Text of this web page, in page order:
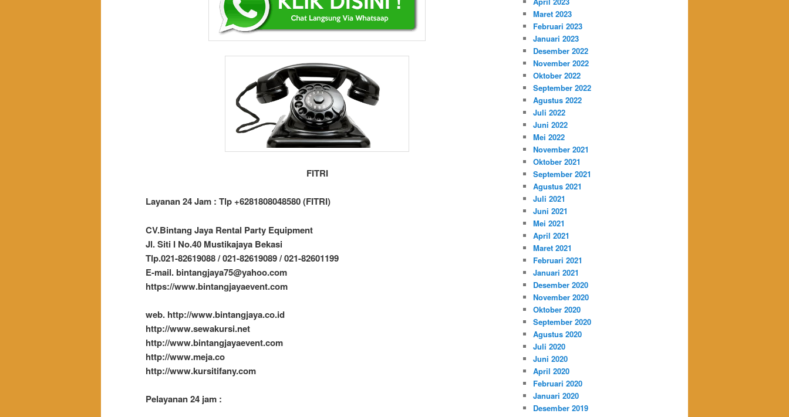
FITRI
Layanan 24 Jam : Tlp +6281808048580 (FITRI)
CV.Bintang Jaya Rental Party Equipment
Jl. Siti I No.40 Mustikajaya Bekasi
Tlp.021-82619088 / 021-82619089 / 021-82601199
E-mail. bintangjaya75@yahoo.com
https://www.bintangjayaevent.com
web. http://www.bintangjaya.co.id
http://www.sewakursi.net
http://www.bintangjayaevent.com
http://www.meja.co
http://www.kursitifany.com
Pelayanan 24 jam :
Maret 2023
Februari 2023
Januari 2023
Desember 2022
November 2022
Oktober 2022
September 2022
Agustus 2022
Juli 2022
Juni 2022
Mei 2022
November 2021
Oktober 2021
September 2021
Agustus 2021
Juli 2021
Juni 2021
Mei 2021
April 2021
Maret 2021
Februari 2021
Januari 2021
Desember 2020
November 2020
Oktober 2020
September 2020
Agustus 2020
Juli 2020
Juni 2020
April 2020
Februari 2020
Januari 2020
Desember 2019